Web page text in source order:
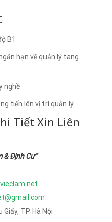
B1
hạn về quản lý tang
nghề
tiến lên vị trí quản lý
Tiết Xin Liên
& Định Cư”
TP. Hà Nội